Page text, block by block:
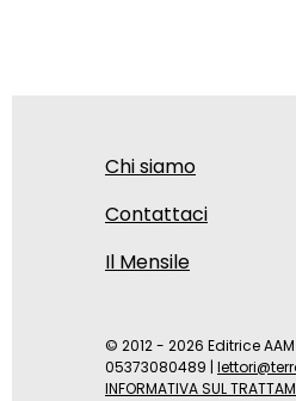
Chi siamo
Contattaci
Il Mensile
© 2012 - 2026 Editrice
05373080489 |
INFORMATIVA SUL